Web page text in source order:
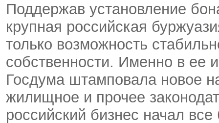
Поддержав установление
крупная российская
только возможность
собственности. Именно в ее
Госдума штамповала новое
жилищное и прочее
российский бизнес начал